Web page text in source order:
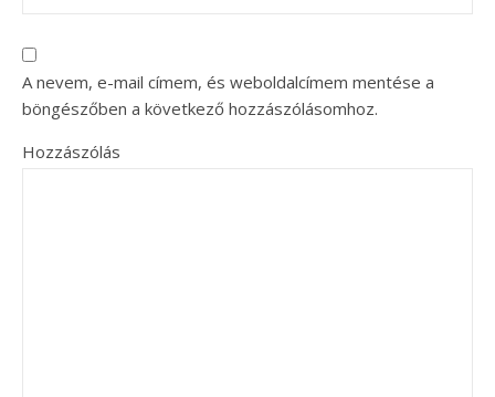
A nevem, e-mail címem, és weboldalcímem mentése a
böngészőben a következő hozzászólásomhoz.
Hozzászólás